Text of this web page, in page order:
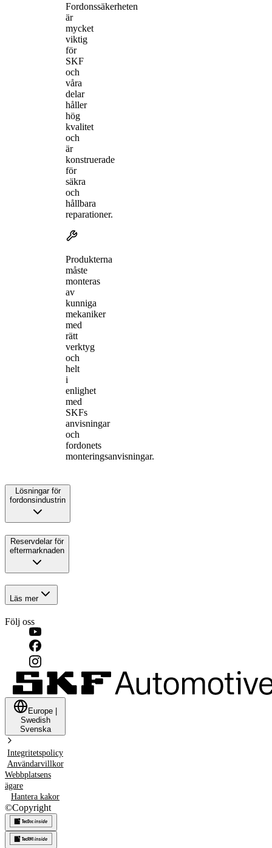
Fordonssäkerheten
är
mycket
viktig
för
SKF
och
våra
delar
håller
hög
kvalitet
och
är
konstruerade
för
säkra
och
hållbara
reparationer.
Produkterna
måste
monteras
av
kunniga
mekaniker
med
rätt
verktyg
och
helt
i
enlighet
med
SKFs
anvisningar
och
fordonets
monteringsanvisningar.
Lösningar för
fordonsindustrin
Reservdelar för
eftermarknaden
Läs mer
Följ oss
Europe
Swedish
Svenska
Integritetspolicy
Användarvillkor
Webbplatsens
ägare
Hantera kakor
©Copyright